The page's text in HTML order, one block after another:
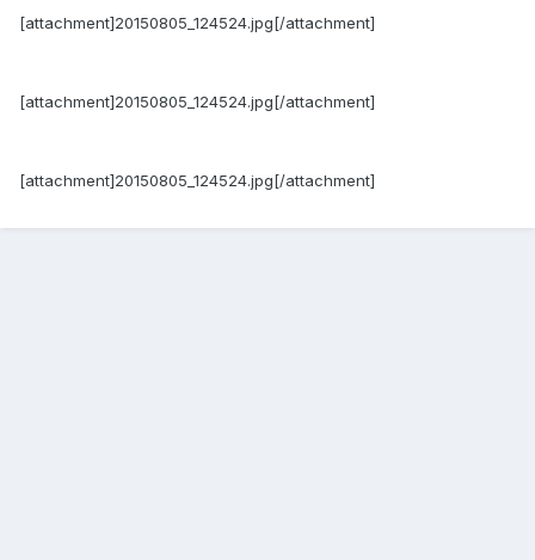
[attachment]20150805_124524.jpg[/attachment]
[attachment]20150805_124524.jpg[/attachment]
[attachment]20150805_124524.jpg[/attachment]